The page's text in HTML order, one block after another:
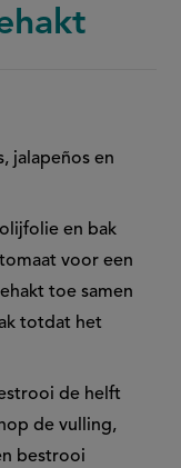
jalapeños en
en bak
voor een
toe samen
totdat het
de helft
de vulling,
bestrooi